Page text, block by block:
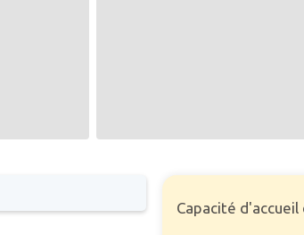
Capacité d'accueil